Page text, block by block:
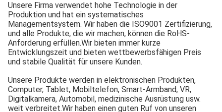
Unsere Firma verwendet hohe Technologie in der
Produktion und hat ein systematisches
Managementsystem. Wir haben die ISO9001 Zertifizierung,
und alle Produkte, die wir machen, können die RoHS-
Anforderung erfüllen.Wir bieten immer kurze
Entwicklungszeit und bieten wettbewerbsfähigen Preis
und stabile Qualität für unsere Kunden.
Unsere Produkte werden in elektronischen Produkten,
Computer, Tablet, Mobiltelefon, Smart-Armband, VR,
Digitalkamera, Automobil, medizinische Ausrüstung usw.
weit verbreitet.Wir haben einen guten Ruf von unseren